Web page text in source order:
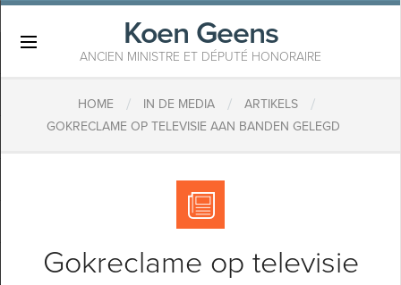
Koen Geens
ANCIEN MINISTRE ET DÉPUTÉ HONORAIRE
HOME / IN DE MEDIA / ARTIKELS /
GOKRECLAME OP TELEVISIE AAN BANDEN GELEGD
Gokreclame op televisie